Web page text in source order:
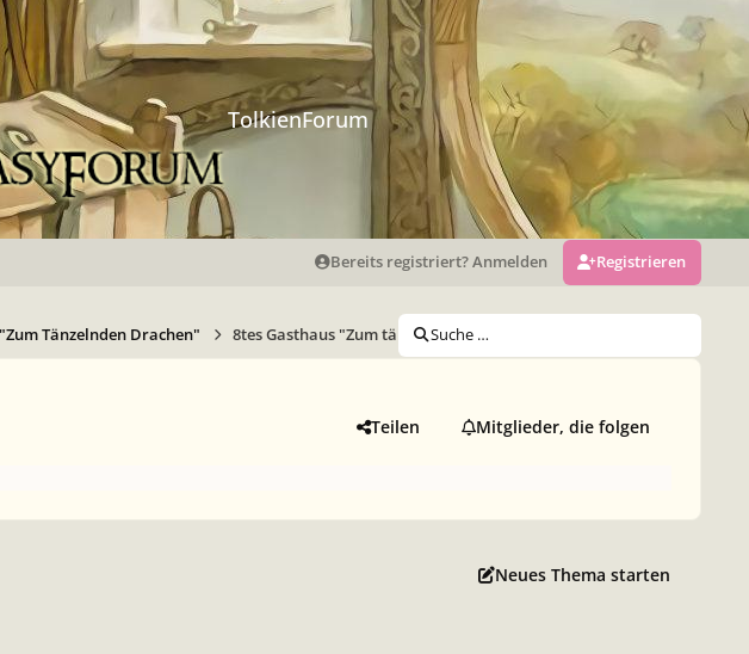
TolkienForum
Bereits registriert? Anmelden Registrieren
Tänzelnden Drachen" 8tes Gasthaus "Zum tänzelnden Drachen"
Suche …
Teilen Mitglieder, die folgen
Neues Thema starten